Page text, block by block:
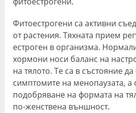
Фитоестрогени са активни
от растения. Тяхната прием
естроген в организма.
хормони носи баланс на
на тялото. Те са в състояние
симптомите на менопаузата, а
подобряване на формата на
по-женствена външност.